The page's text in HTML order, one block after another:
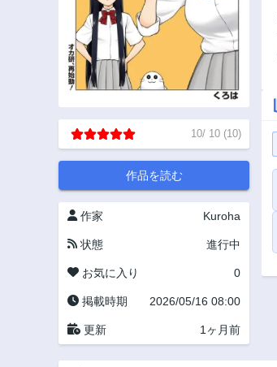
10/ 10 (10)
作品を読む
作家 Kuroha
状態 進行中
お気に入り 0
掲載時期 2026/05/16 08:00
更新 1ヶ月前